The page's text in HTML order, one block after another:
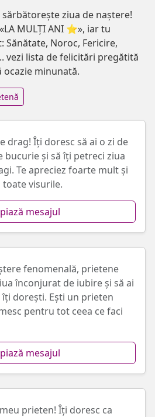
ziua de naștere!
MULȚI ANI ⭐», iar tu
Sănătate, Noroc, Fericire,
vezi lista de felicitări pregătită
ocazie minunată.
drag! Îți doresc să ai o zi de
bucurie și să îți petreci ziua
Te apreciez foarte mult și
visurile.
mesajul
fenomenală, prietene
înconjurat de iubire și să ai
dorești. Ești un prieten
pentru tot ceea ce faci
mesajul
prieten! Îți doresc ca